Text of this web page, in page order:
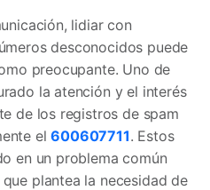
lidiar con
desconocidos puede
preocupante. Uno de
la atención y el interés
de los registros de spam
el600607711. Estos
en un problema común
plantea la necesidad de